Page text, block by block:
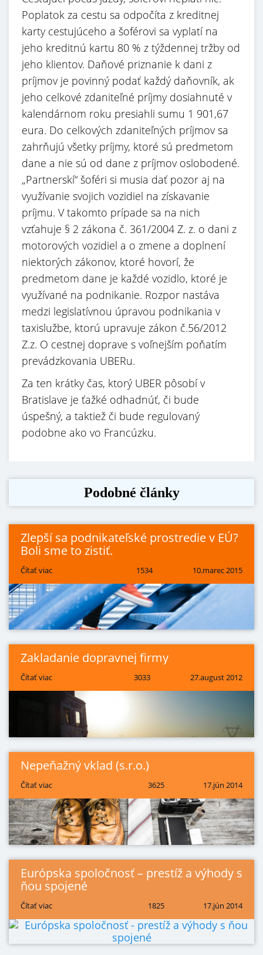
Poplatok za cestu sa odpočíta z kreditnej
karty cestujúceho a šoférovi sa vyplatí na
jeho kreditnú kartu 80 % z týždennej tržby od
jeho klientov. Daňové priznanie k dani z
príjmov je povinný podať každý daňovník, ak
jeho celkové zdaniteľné príjmy dosiahnuté v
kalendárnom roku presiahli sumu 1 901,67
eura. Do celkových zdaniteľných príjmov sa
zahrňujú všetky príjmy, ktoré sú predmetom
dane a nie sú od dane z príjmov oslobodené.
„Partnerskí“ šoféri si musia dať pozor aj na
využívanie svojich vozidiel na získavanie
príjmu. V takomto prípade sa na nich
vzťahuje § 2 zákona č. 361/2004 Z. z. o dani z
motorových vozidiel a o zmene a doplnení
niektorých zákonov, ktoré hovorí, že
predmetom dane je každé vozidlo, ktoré je
využívané na podnikanie. Rozpor nastáva
medzi legislatívnou úpravou podnikania v
taxislužbe, ktorú upravuje zákon č.56/2012
Z.z. O cestnej doprave s voľnejším poňatím
prevádzkovania UBERu.
Za ten krátky čas, ktorý UBER pôsobí v
Bratislave je ťažké odhadnúť, či bude
úspešný, a taktiež či bude regulovaný
podobne ako vo Francúzku.
Podobné články
Zlepší sa podnikateľské prostredie v EÚ?
Boli sme to zistiť.
Čítať viac 1534 10.marec 2015
Zakladanie dopravnej firmy
Čítať viac 3033 27.august 2012
Nepeňažný vklad (s.r.o.)
Čítať viac 3625 17.jún 2014
Európska spoločnosť – prestíž a výhody s
ňou spojené
Čítať viac 1825 17.jún 2014